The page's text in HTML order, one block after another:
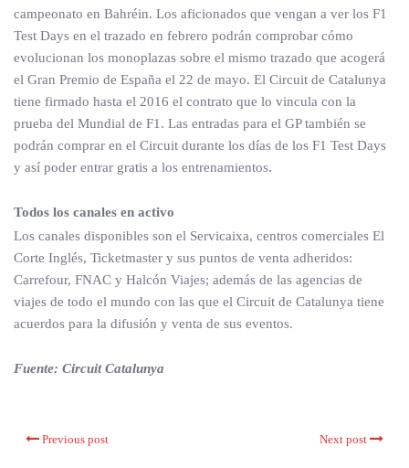
campeonato en Bahréin. Los aficionados que vengan a ver los F1
Test Days en el trazado en febrero podrán comprobar cómo
evolucionan los monoplazas sobre el mismo trazado que acogerá
el Gran Premio de España el 22 de mayo. El Circuit de Catalunya
tiene firmado hasta el 2016 el contrato que lo vincula con la
prueba del Mundial de F1. Las entradas para el GP también se
podrán comprar en el Circuit durante los días de los F1 Test Days
y así poder entrar gratis a los entrenamientos.
Todos los canales en activo
Los canales disponibles son el Servicaixa, centros comerciales El
Corte Inglés, Ticketmaster y sus puntos de venta adheridos:
Carrefour, FNAC y Halcón Viajes; además de las agencias de
viajes de todo el mundo con las que el Circuit de Catalunya tiene
acuerdos para la difusión y venta de sus eventos.
Fuente: Circuit Catalunya
Previous post Next post